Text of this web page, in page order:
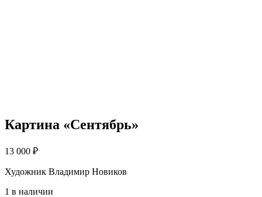
Картина «Сентябрь»
13 000 ₽
Художник Владимир Новиков
1 в наличии